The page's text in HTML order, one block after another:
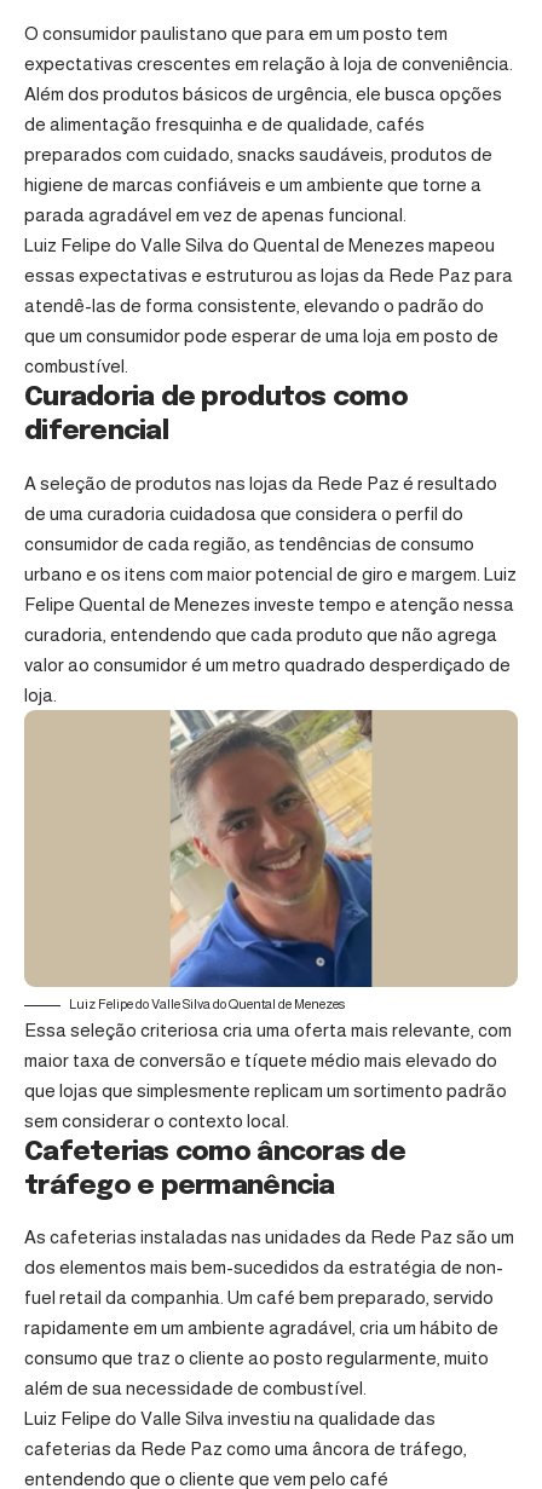
O consumidor paulistano que para em um posto tem
expectativas crescentes em relação à loja de conveniência.
Além dos produtos básicos de urgência, ele busca opções
de alimentação fresquinha e de qualidade, cafés
preparados com cuidado, snacks saudáveis, produtos de
higiene de marcas confiáveis e um ambiente que torne a
parada agradável em vez de apenas funcional.
Luiz Felipe do Valle Silva do Quental de Menezes mapeou
essas expectativas e estruturou as lojas da Rede Paz para
atendê-las de forma consistente, elevando o padrão do
que um consumidor pode esperar de uma loja em posto de
combustível.
Curadoria de produtos como
diferencial
A seleção de produtos nas lojas da Rede Paz é resultado
de uma curadoria cuidadosa que considera o perfil do
consumidor de cada região, as tendências de consumo
urbano e os itens com maior potencial de giro e margem. Luiz
Felipe Quental de Menezes investe tempo e atenção nessa
curadoria, entendendo que cada produto que não agrega
valor ao consumidor é um metro quadrado desperdiçado de
loja.
Luiz Felipe do Valle Silva do Quental de Menezes
Essa seleção criteriosa cria uma oferta mais relevante, com
maior taxa de conversão e tíquete médio mais elevado do
que lojas que simplesmente replicam um sortimento padrão
sem considerar o contexto local.
Cafeterias como âncoras de
tráfego e permanência
As cafeterias instaladas nas unidades da Rede Paz são um
dos elementos mais bem-sucedidos da estratégia de non-
fuel retail da companhia. Um café bem preparado, servido
rapidamente em um ambiente agradável, cria um hábito de
consumo que traz o cliente ao posto regularmente, muito
além de sua necessidade de combustível.
Luiz Felipe do Valle Silva investiu na qualidade das
cafeterias da Rede Paz como uma âncora de tráfego,
entendendo que o cliente que vem pelo café